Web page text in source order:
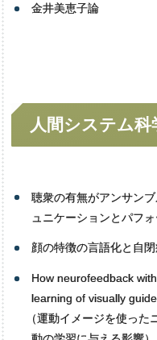
金井美恵子論
システム科学専攻
人間 システム科
聴衆の有無がアンサン
ュニケーションとパフ
顔の特徴の言語化と自
How neurofeedback
learning of visually
（運動イメージを使った